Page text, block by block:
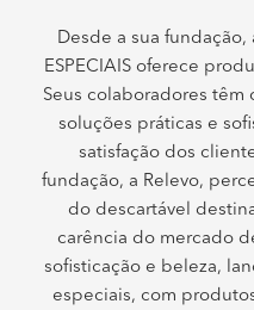
Desde a sua fundação,
ESPECIAIS oferece
Seus colaboradores têm
soluções práticas e
satisfação dos
fundação, a Relevo,
do descartável
carência do mercado
sofisticação e beleza,
especiais, com